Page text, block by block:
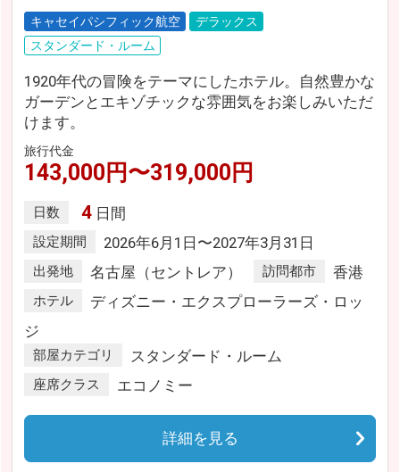
キャセイパシフィック航空
デラックス
スタンダード・ルーム
1920年代の冒険をテーマにしたホテル。自然豊かな
ガーデンとエキゾチックな雰囲気をお楽しみいただ
けます。
旅行代金
143,000円〜319,000円
日数 4 日間
設定期間 2026年6月1日〜2027年3月31日
出発地 名古屋（セントレア） 訪問都市 香港
ホテル
ディズニー・エクスプローラーズ・ロッ
ジ
部屋カテゴリ スタンダード・ルーム
座席クラス エコノミー
詳細を見る